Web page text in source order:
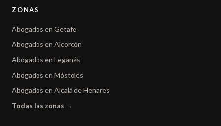
ZONAS
Abogados en Getafe
Abogados en Alcorcón
Abogados en Leganés
Abogados en Móstoles
Abogados en Alcalá de Henares
Todas las zonas →